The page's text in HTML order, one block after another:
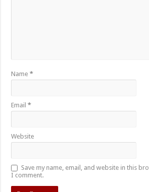
Name*
Email*
Website
Save my name, email, and website in this
I comment.